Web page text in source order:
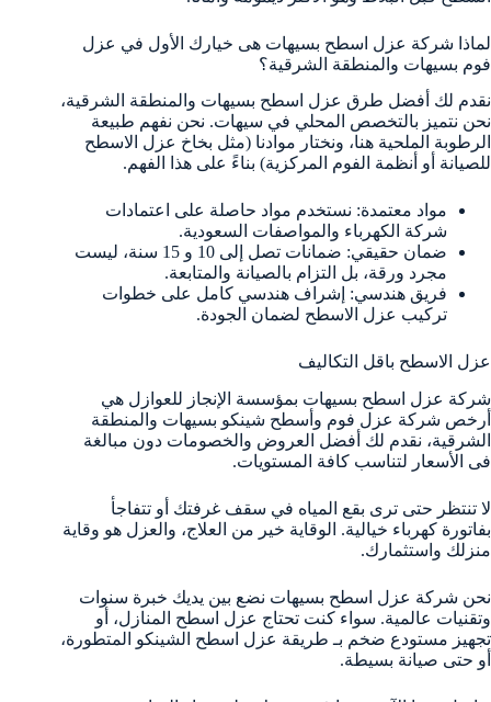
لماذا شركة عزل اسطح بسيهات هى خيارك الأول في عزل
فوم بسيهات والمنطقة الشرقية؟
نقدم لك أفضل طرق عزل اسطح بسيهات والمنطقة الشرقية،
نحن نتميز بالتخصص المحلي في سيهات. نحن نفهم طبيعة
الرطوبة الملحية هنا، ونختار موادنا (مثل بخاخ عزل الاسطح
للصيانة أو أنظمة الفوم المركزية) بناءً على هذا الفهم.
مواد معتمدة: نستخدم مواد حاصلة على اعتمادات
شركة الكهرباء والمواصفات السعودية.
ضمان حقيقي: ضمانات تصل إلى 10 و 15 سنة، ليست
مجرد ورقة، بل التزام بالصيانة والمتابعة.
فريق هندسي: إشراف هندسي كامل على خطوات
تركيب عزل الاسطح لضمان الجودة.
عزل الاسطح باقل التكاليف
شركة عزل اسطح بسيهات بمؤسسة الإنجاز للعوازل هي
أرخص شركة عزل فوم وأسطح شينكو بسيهات والمنطقة
الشرقية، نقدم لك أفضل العروض والخصومات دون مبالغة
فى الأسعار لتناسب كافة المستويات.
لا تنتظر حتى ترى بقع المياه في سقف غرفتك أو تتفاجأ
بفاتورة كهرباء خيالية. الوقاية خير من العلاج، والعزل هو وقاية
منزلك واستثمارك.
نحن شركة عزل اسطح بسيهات نضع بين يديك خبرة سنوات
وتقنيات عالمية. سواء كنت تحتاج عزل اسطح المنازل، أو
تجهيز مستودع ضخم بـ طريقة عزل اسطح الشينكو المتطورة،
أو حتى صيانة بسيطة.